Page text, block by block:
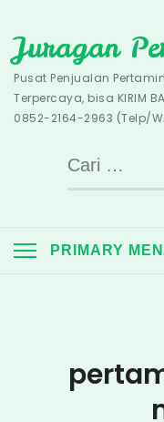
to
content
Juragan
Pusat Penjualan
Terpercaya, bisa KIRIM
0852-2164-2963 (Telp/
Cari
untuk:
PRIMARY